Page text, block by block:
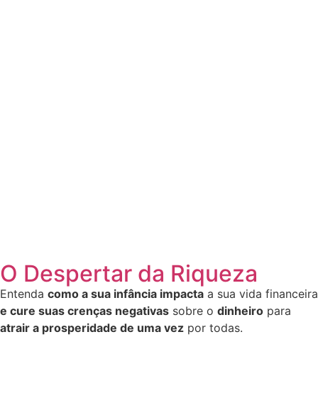
O Despertar da Riqueza
Entenda como a sua infância impacta a sua vida financeira
e cure suas crenças negativas sobre o dinheiro para
atrair a prosperidade de uma vez por todas.